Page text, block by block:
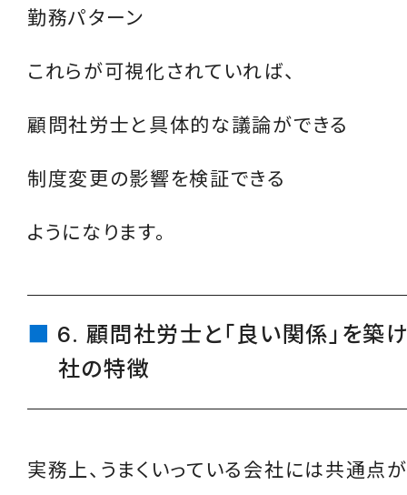
勤務パターン
これらが可視化されていれば、
顧問社労士と具体的な議論ができる
制度変更の影響を検証できる
ようになります。
6. 顧問社労士と「良い関係」を築
社の特徴
実務上、うまくいっている会社には共通点が